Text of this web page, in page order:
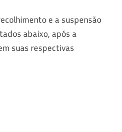
e a suspensão
abaixo, após a
suas respectivas